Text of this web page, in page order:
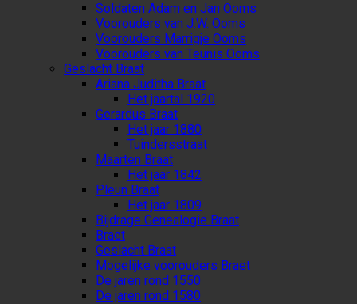
Soldaten Adam en Jan Ooms
Voorouders van J.W. Ooms
Voorouders Marrigje Ooms
Voorouders van Teunis Ooms
Geslacht Braat
Ariana Juditha Braat
Het jaartal 1920
Gerardus Braat
Het jaar 1880
Tuindersstraat
Maarten Braat
Het jaar 1842
Pleun Braat
Het jaar 1809
Bijdrage Genealogie Braat
Braet
Geslacht Braat
Mogelijke voorouders Braet
De jaren rond 1550
De jaren rond 1580